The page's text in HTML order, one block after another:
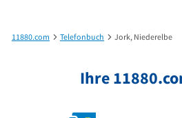
11880.com Telefonbuch Jork, Niederelbe
Ihre